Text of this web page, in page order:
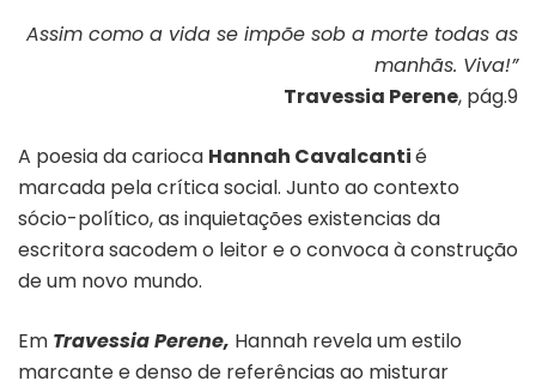
Assim como a vida se impõe sob a morte todas as
manhãs. Viva!”
Travessia Perene, pág.9
A poesia da carioca Hannah Cavalcantié
marcada pela crítica social. Junto ao contexto
sócio-político, as inquietações existencias da
escritora sacodem o leitor e o convoca à construção
de um novo mundo.
Em Travessia Perene, Hannah revela um estilo
marcante e denso de referências ao misturar